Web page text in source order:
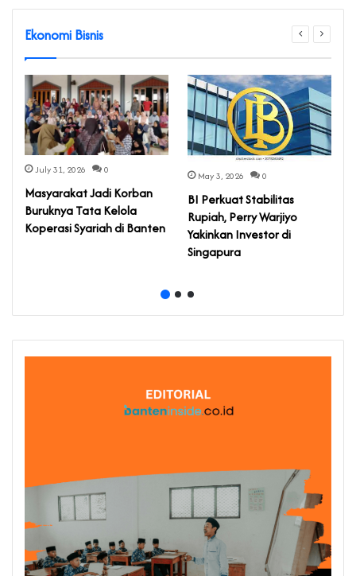
Ekonomi Bisnis
July 31, 2026 0
‎Masyarakat Jadi Korban
Buruknya Tata Kelola
Koperasi Syariah di Banten
May 3, 2026 0
BI Perkuat Stabilitas
Rupiah, Perry Warjiyo
Yakinkan Investor di
Singapura